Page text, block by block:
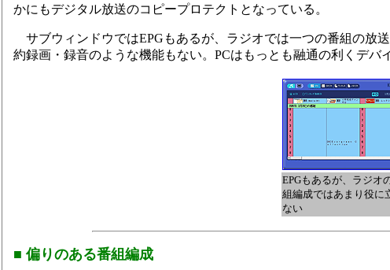
かにもデジタル放送のコピープロテクトとなっている。
サブウィンドウではEPGもあるが、ラジオでは一つの番組の放
約録画・録音のような機能もない。PCはもっとも融通の利くデバ
EPGもあるが、ラジオ
組編成ではあまり役に
ない
■ 偏りのある番組編成